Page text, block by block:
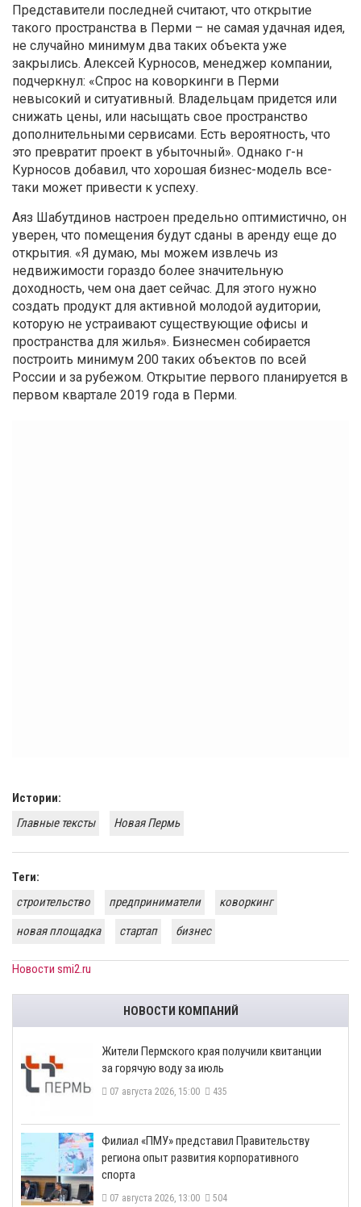
Представители последней считают, что открытие
такого пространства в Перми – не самая удачная идея,
не случайно минимум два таких объекта уже
закрылись. Алексей Курносов, менеджер компании,
подчеркнул: «Спрос на коворкинги в Перми
невысокий и ситуативный. Владельцам придется или
снижать цены, или насыщать свое пространство
дополнительными сервисами. Есть вероятность, что
это превратит проект в убыточный». Однако г-н
Курносов добавил, что хорошая бизнес-модель все-
таки может привести к успеху.
Аяз Шабутдинов настроен предельно оптимистично, он
уверен, что помещения будут сданы в аренду еще до
открытия. «Я думаю, мы можем извлечь из
недвижимости гораздо более значительную
доходность, чем она дает сейчас. Для этого нужно
создать продукт для активной молодой аудитории,
которую не устраивают существующие офисы и
пространства для жилья». Бизнесмен собирается
построить минимум 200 таких объектов по всей
России и за рубежом. Открытие первого планируется в
первом квартале 2019 года в Перми.
Истории:
Главные тексты
Новая Пермь
Теги:
строительство
предприниматели
коворкинг
новая площадка
стартап бизнес
Новости smi2.ru
НОВОСТИ КОМПАНИЙ
​Жители Пермского края получили квитанции
за горячую воду за июль
07 августа 2026, 15:00 435
​Филиал «ПМУ» представил Правительству
региона опыт развития корпоративного
спорта
07 августа 2026, 13:00 504